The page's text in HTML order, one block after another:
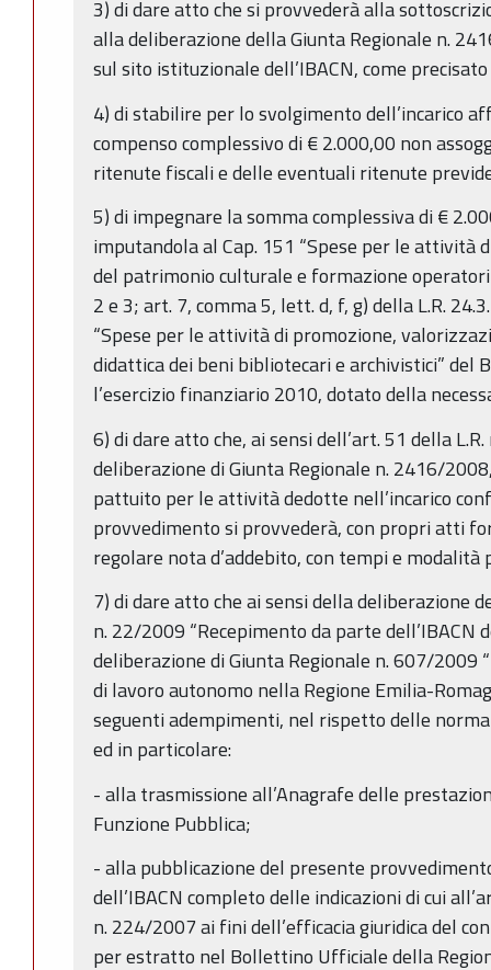
3) di dare atto che si provvederà alla
alla deliberazione della Giunta Regionale n.
sul sito istituzionale dell’IBACN, come
4) di stabilire per lo svolgimento dell’incarico
compenso complessivo di € 2.000,00 non
ritenute fiscali e delle eventuali ritenute
5) di impegnare la somma complessiva di €
imputandola al Cap. 151 “Spese per le attività
del patrimonio culturale e formazione
2 e 3; art. 7, comma 5, lett. d, f, g) della L.R.
“Spese per le attività di promozione,
didattica dei beni bibliotecari e archivistici” del
l’esercizio finanziario 2010, dotato della
6) di dare atto che, ai sensi dell’art. 51 della
deliberazione di Giunta Regionale n. 2416/
pattuito per le attività dedotte nell’incarico
provvedimento si provvederà, con propri atti
regolare nota d’addebito, con tempi e
7) di dare atto che ai sensi della deliberazione
n. 22/2009 “Recepimento da parte
deliberazione di Giunta Regionale n. 607/
di lavoro autonomo nella Regione Emilia-
seguenti adempimenti, nel rispetto delle
ed in particolare:
- alla trasmissione all’Anagrafe delle
Funzione Pubblica;
- alla pubblicazione del presente
dell’IBACN completo delle indicazioni di cui
n. 224/2007 ai fini dell’efficacia giuridica del
per estratto nel Bollettino Ufficiale della